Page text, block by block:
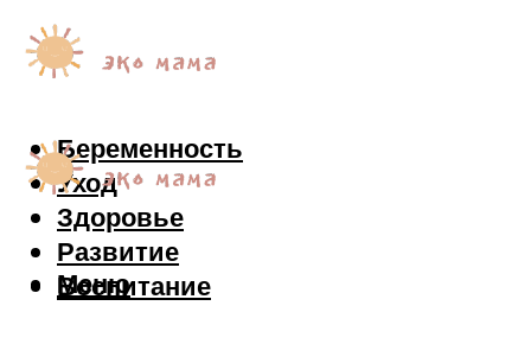
Беременность
Уход
Здоровье
Развитие
Воспитание
Меню